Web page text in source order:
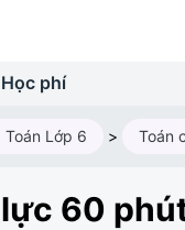
Học phí
Toán Lớp 6 >
60